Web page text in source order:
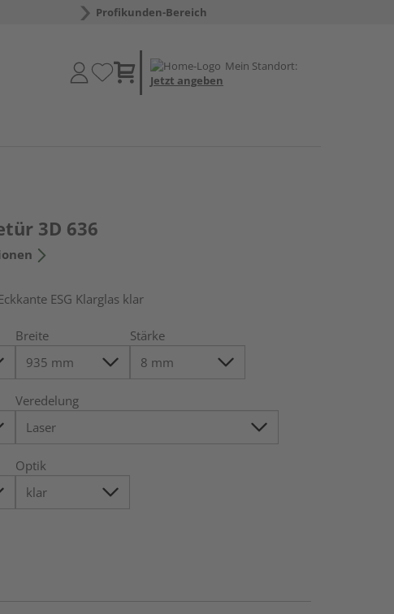
Profikunden-Bereich
Mein Standort:
Jetzt angeben
3D 636
ESG Klarglas klar
Breite Stärke
Veredelung
Optik